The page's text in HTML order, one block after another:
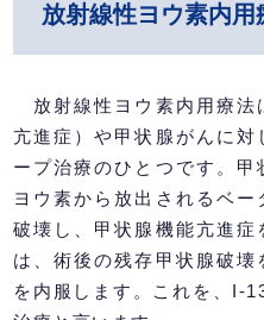
放射線性ヨウ素内
放射線性ヨウ素内用療法
亢進症）や甲状腺がんに対
ープ治療のひとつです。
ヨウ素から放出されるベ
破壊し、甲状腺機能亢進
は、術後の残存甲状腺破
を内服します。これを、I-